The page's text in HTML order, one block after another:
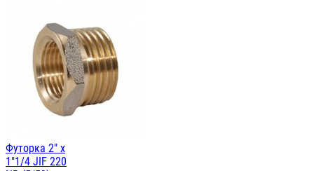
Футорка 2" х
1"1/4 JIF 220